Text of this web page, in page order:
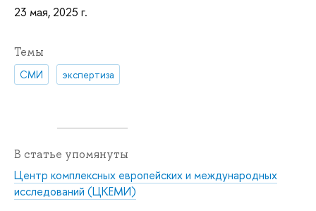
23 мая, 2025 г.
Темы
СМИ экспертиза
В статье упомянуты
Центр комплексных европейских и международных
исследований (ЦКЕМИ)